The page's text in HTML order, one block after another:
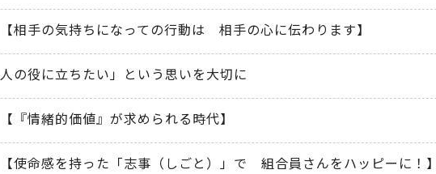
【相手の気持ちになっての行動は 相手の心に伝わります】
人の役に立ちたい」という思いを大切に
【『情緒的価値』が求められる時代】
【使命感を持った「志事（しごと）」で 組合員さんをハッピーに！